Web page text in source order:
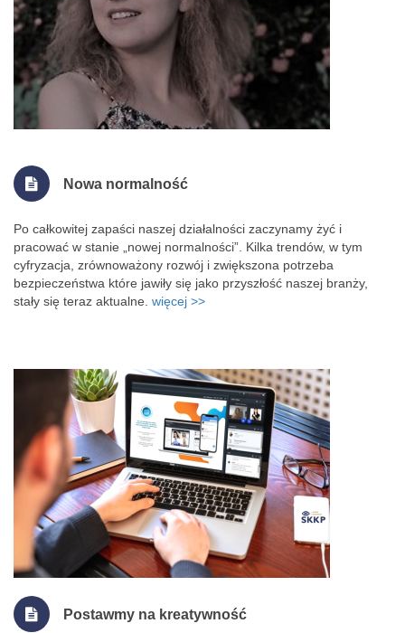
Nowa normalność
Po całkowitej zapaści naszej działalności zaczynamy żyć i
pracować w stanie „nowej normalności”. Kilka trendów, w tym
cyfryzacja, zrównoważony rozwój i zwiększona potrzeba
bezpieczeństwa które jawiły się jako przyszłość naszej branży,
stały się teraz aktualne. więcej >>
Postawmy na kreatywność